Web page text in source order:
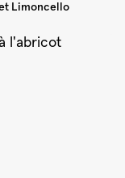
Limoncello